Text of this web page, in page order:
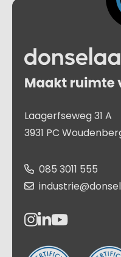
Laagerfseweg 31 A
3931 PC
085 3011 555